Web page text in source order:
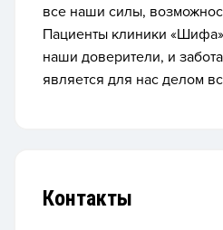
все наши силы,
Пациенты клиники
наши доверители, и
является для нас делом
Контакты